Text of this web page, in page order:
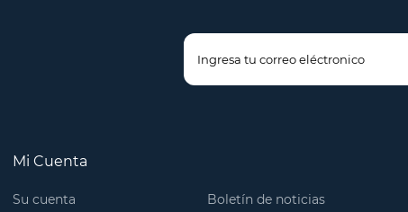
Mi Cuenta
Su cuenta Boletín de noticias